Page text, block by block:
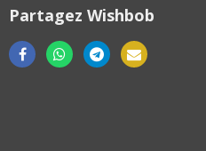
Partagez Wishbob